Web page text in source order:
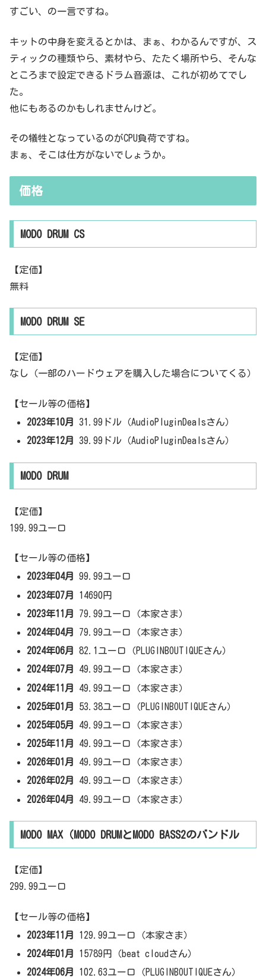
すごい、の一言ですね。
キットの中身を変えるとかは、まぁ、わかるんですが、ス
ティックの種類やら、素材やら、たたく場所やら、そんな
ところまで設定できるドラム音源は、これが初めてでし
た。
他にもあるのかもしれませんけど。
その犠牲となっているのがCPU負荷ですね。
まぁ、そこは仕方がないでしょうか。
価格
MODO DRUM CS
【定価】
無料
MODO DRUM SE
【定価】
なし（一部のハードウェアを購入した場合についてくる）
【セール等の価格】
2023年10月
31.99ドル（AudioPluginDealsさん）
2023年12月
39.99ドル（AudioPluginDealsさん）
MODO DRUM
【定価】
199.99ユーロ
【セール等の価格】
2023年04月
99.99ユーロ
2023年07月
14690円
2023年11月
79.99ユーロ（本家さま）
2024年04月
79.99ユーロ（本家さま）
2024年06月
82.1ユーロ（PLUGINBOUTIQUEさん）
2024年07月
49.99ユーロ（本家さま）
2024年11月
49.99ユーロ（本家さま）
2025年01月
53.38ユーロ（PLUGINBOUTIQUEさん）
2025年05月
49.99ユーロ（本家さま）
2025年11月
49.99ユーロ（本家さま）
2026年01月
49.99ユーロ（本家さま）
2026年02月
49.99ユーロ（本家さま）
2026年04月
49.99ユーロ（本家さま）
MODO MAX（MODO DRUMとMODO BASS2のバンドル
【定価】
299.99ユーロ
【セール等の価格】
2023年11月
129.99ユーロ（本家さま）
2024年01月
15789円（beat cloudさん）
2024年06月
102.63ユーロ（PLUGINBOUTIQUEさん）